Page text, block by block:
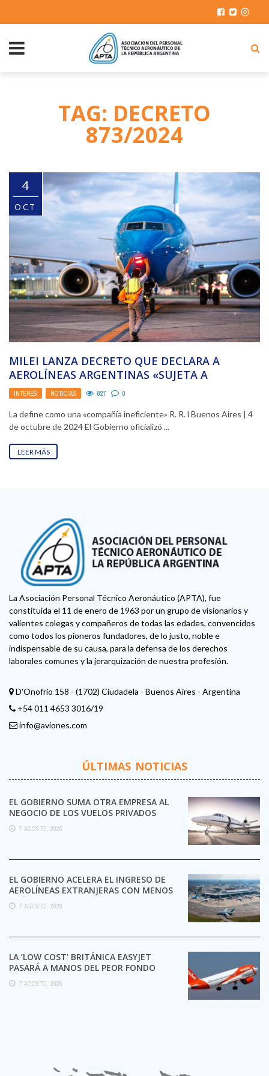
TAG: DECRETO
873/2024
4
OCT
MILEI LANZA DECRETO QUE DECLARA A
AEROLÍNEAS ARGENTINAS «SUJETA A
PRIVATIZACIÓN»
INTERÉS , NOTICIAS 827 0
La define como una «compañía ineficiente» R. R. l Buenos Aires | 4
de octubre de 2024 El Gobierno oficializó ...
LEER MÁS
La Asociación Personal Técnico Aeronáutico (APTA), fue
constituida el 11 de enero de 1963 por un grupo de visionarios y
valientes colegas y compañeros de todas las edades, convencidos
como todos los pioneros fundadores, de lo justo, noble e
indispensable de su causa, para la defensa de los derechos
laborales comunes y la jerarquización de nuestra profesión.
D'Onofrio 158 - (1702) Ciudadela - Buenos Aires - Argentina
+54 011 4653 3016/19
info@aviones.com
ÚLTIMAS NOTICIAS
EL GOBIERNO SUMA OTRA EMPRESA AL
NEGOCIO DE LOS VUELOS PRIVADOS
7 AGOSTO, 2026
EL GOBIERNO ACELERA EL INGRESO DE
AEROLÍNEAS EXTRANJERAS CON MENOS
TRÁMITES
7 AGOSTO, 2026
LA ‘LOW COST’ BRITÁNICA EASYJET
PASARÁ A MANOS DEL PEOR FONDO
POSIBLE:
7 AGOSTO, 2026